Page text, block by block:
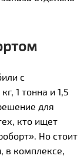
с
1 тонна и 1,5
для
кто ищет
Но стоит
в комплексе,